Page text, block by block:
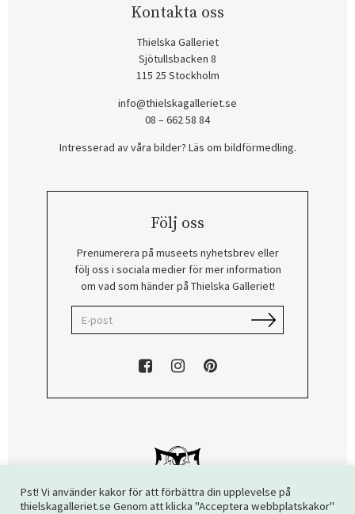
Kontakta oss
Thielska Galleriet
Sjötullsbacken 8
115 25 Stockholm
info@thielskagalleriet.se
08 – 662 58 84
Intresserad av våra bilder? Läs om bildförmedling.
Följ oss
Prenumerera på museets nyhetsbrev eller
följ oss i sociala medier för mer information
om vad som händer på Thielska Galleriet!
Pst! Vi använder kakor för att förbättra din upplevelse på
thielskagalleriet.se Genom att klicka "Acceptera webbplatskakor"